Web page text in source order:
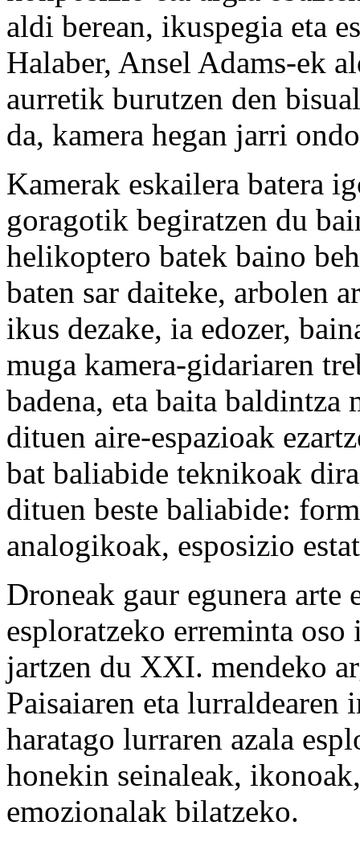
aldi berean, ikuspegia eta
Halaber, Ansel Adams-ek
aurretik burutzen den
da, kamera hegan jarri
Kamerak eskailera batera
goragotik begiratzen du
helikoptero batek baino
baten sar daiteke, arbolen
ikus dezake, ia edozer,
muga kamera-gidariaren
badena, eta baita
dituen aire-espazioak
bat baliabide teknikoak
dituen beste baliabide:
analogikoak, esposizio
Droneak gaur egunera
esploratzeko erreminta
jartzen du XXI. mendeko
Paisaiaren eta
haratago lurraren azala
honekin seinaleak,
emozionalak bilatzeko.